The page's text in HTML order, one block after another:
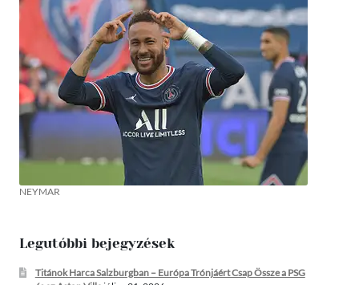
NEYMAR
Legutóbbi bejegyzések
Titánok Harca Salzburgban – Európa Trónjáért Csap Össze a PSG